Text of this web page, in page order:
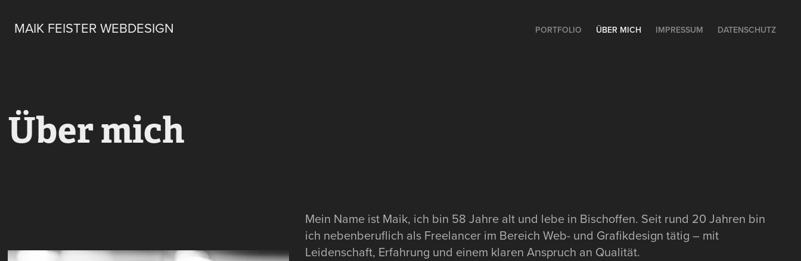
MAIK FEISTER WEBDESIGN PORTFOLIO ÜBER MICH IMPRESSUM DATENSCHUTZ
Über mich
Mein Name ist Maik, ich bin 58 Jahre alt und lebe in Bischoffen. Seit rund 20 Jahren bin
ich nebenberuflich als Freelancer im Bereich Web- und Grafikdesign tätig – mit
Leidenschaft, Erfahrung und einem klaren Anspruch an Qualität.